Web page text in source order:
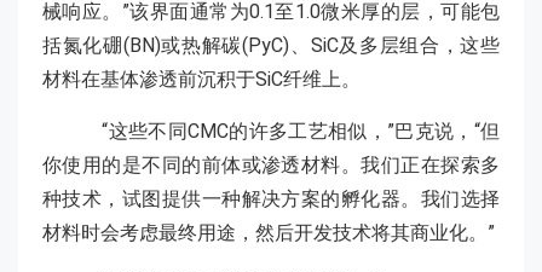
械响应。”该界面通常为0.1至1.0微米厚的层，可能包
括氮化硼(BN)或热解碳(PyC)、SiC及多层组合，这些
材料在基体渗透前沉积于SiC纤维上。
“这些不同CMC的许多工艺相似，”巴克说，“但
你使用的是不同的前体或渗透材料。我们正在探索多
种技术，试图提供一种解决方案的孵化器。我们选择
材料时会考虑最终用途，然后开发技术将其商业化。”